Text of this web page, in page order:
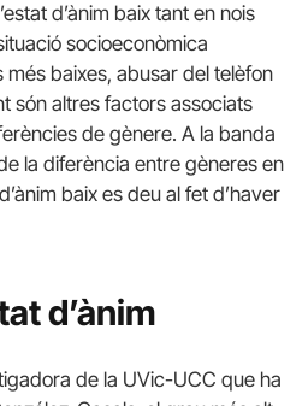
d’ànim baix tant en nois
socioeconòmica
baixes, abusar del telèfon
són altres factors associats
de gènere. A la banda
la diferència entre gèneres en
baix es deu al fet d’haver
d’ànim
de la UVic-UCC que ha